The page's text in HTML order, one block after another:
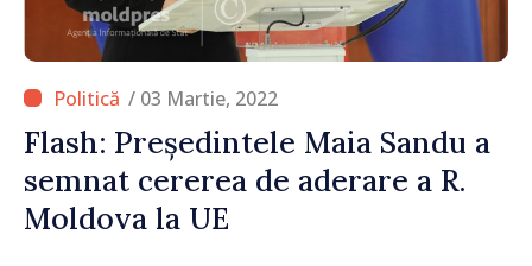
/ 03 Martie, 2022
Flash: Președintele Maia Sandu a
semnat cererea de aderare a R.
Moldova la UE